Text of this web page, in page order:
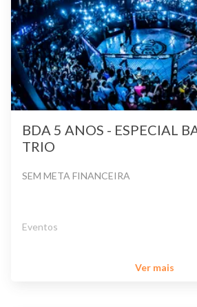
BDA 5 ANOS - ESPECIAL
TRIO
SEM META FINANCEIRA
Eventos
Ver mais